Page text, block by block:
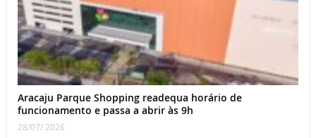
Aracaju Parque Shopping readequa horário de
funcionamento e passa a abrir às 9h
28/07/ 2026